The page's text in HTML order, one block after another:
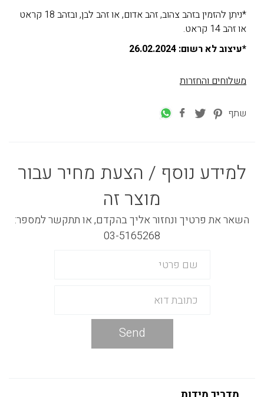
*ניתן להזמין בזהב צהוב, זהב אדום, או זהב לבן, ובזהב 18 קראט
או זהב 14 קראט.
*עיצוב לא רשום: 26.02.2024
משלוחים והחזרות
שתף
למידע נוסף / הצעת מחיר עבור
מוצר זה
השאר את פרטיך ונחזור אליך בהקדם, או תתקשר למספר:
03-5165268
Send